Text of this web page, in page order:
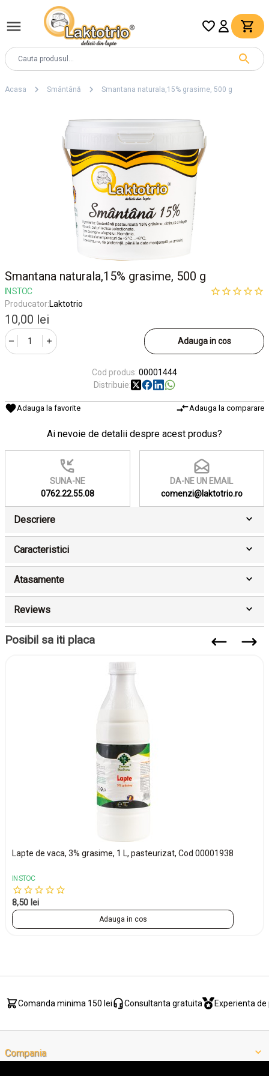
Acasa Smântână Smantana naturala,15% grasime, 500 g
Smantana naturala,15% grasime, 500 g
IN STOC
Producator:Laktotrio
10,00 lei
Adauga in cos
Cod produs: 00001444
Distribuie:
Adauga la favorite Adauga la comparare
Ai nevoie de detalii despre acest produs?
SUNA-NE
0762.22.55.08
DA-NE UN EMAIL
comenzi@laktotrio.ro
Descriere
Caracteristici
Atasamente
Reviews
Posibil sa iti placa
Lapte de vaca, 3% grasime, 1 L, pasteurizat, Cod 00001938
IN STOC
8,50 lei
Adauga in cos
Comanda minima 150 lei Consultanta gratuita Experienta
Compania